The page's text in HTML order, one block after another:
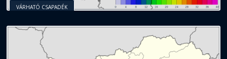
VÁRHATÓ CSAPADÉK